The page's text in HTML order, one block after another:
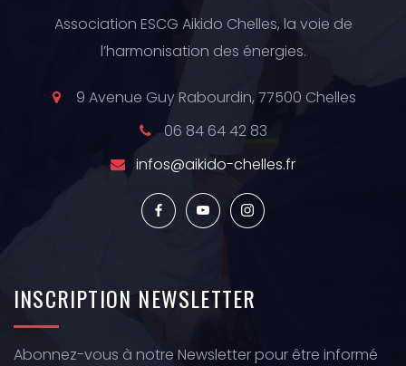
Association ESCG Aikido Chelles, la voie de
l’harmonisation des énergies.
9 Avenue Guy Rabourdin, 77500 Chelles
06 84 64 42 83
infos@aikido-chelles.fr
INSCRIPTION NEWSLETTER
Abonnez-vous à notre Newsletter pour être informé